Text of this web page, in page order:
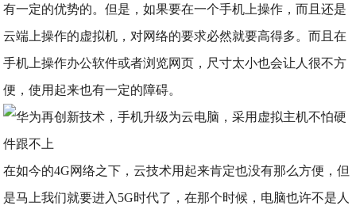
有一定的优势的。但是，如果要在一个手机上操作，而且还是
云端上操作的虚拟机，对网络的要求必然就要高得多。而且在
手机上操作办公软件或者浏览网页，尺寸太小也会让人很不方
便，使用起来也有一定的障碍。
在如今的4G网络之下，云技术用起来肯定也没有那么方便，但
是马上我们就要进入5G时代了，在那个时候，电脑也许不是人